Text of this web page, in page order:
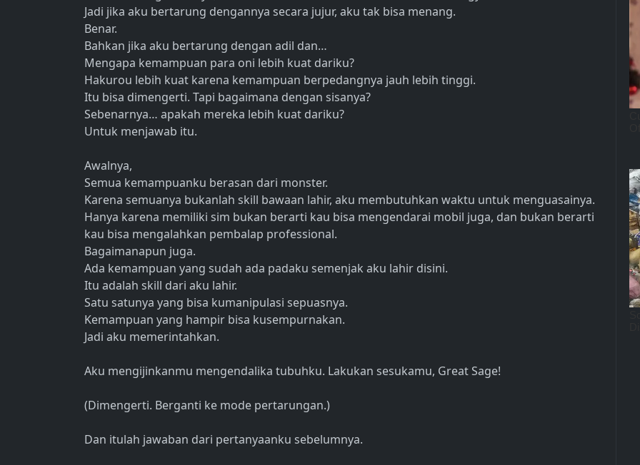
Jadi jika aku bertarung dengannya secara jujur, aku tak bisa menang.
Benar.
Bahkan jika aku bertarung dengan adil dan…
Mengapa kemampuan para oni lebih kuat dariku?
Hakurou lebih kuat karena kemampuan berpedangnya jauh lebih tinggi.
Itu bisa dimengerti. Tapi bagaimana dengan sisanya?
Sebenarnya… apakah mereka lebih kuat dariku?
Untuk menjawab itu.
Awalnya,
Semua kemampuanku berasan dari monster.
Karena semuanya bukanlah skill bawaan lahir, aku membutuhkan waktu untuk menguasainya.
Hanya karena memiliki sim bukan berarti kau bisa mengendarai mobil juga, dan bukan berarti
kau bisa mengalahkan pembalap professional.
Bagaimanapun juga.
Ada kemampuan yang sudah ada padaku semenjak aku lahir disini.
Itu adalah skill dari aku lahir.
Satu satunya yang bisa kumanipulasi sepuasnya.
Kemampuan yang hampir bisa kusempurnakan.
Jadi aku memerintahkan.
Aku mengijinkanmu mengendalika tubuhku. Lakukan sesukamu, Great Sage!
(Dimengerti. Berganti ke mode pertarungan.)
Dan itulah jawaban dari pertanyaanku sebelumnya.